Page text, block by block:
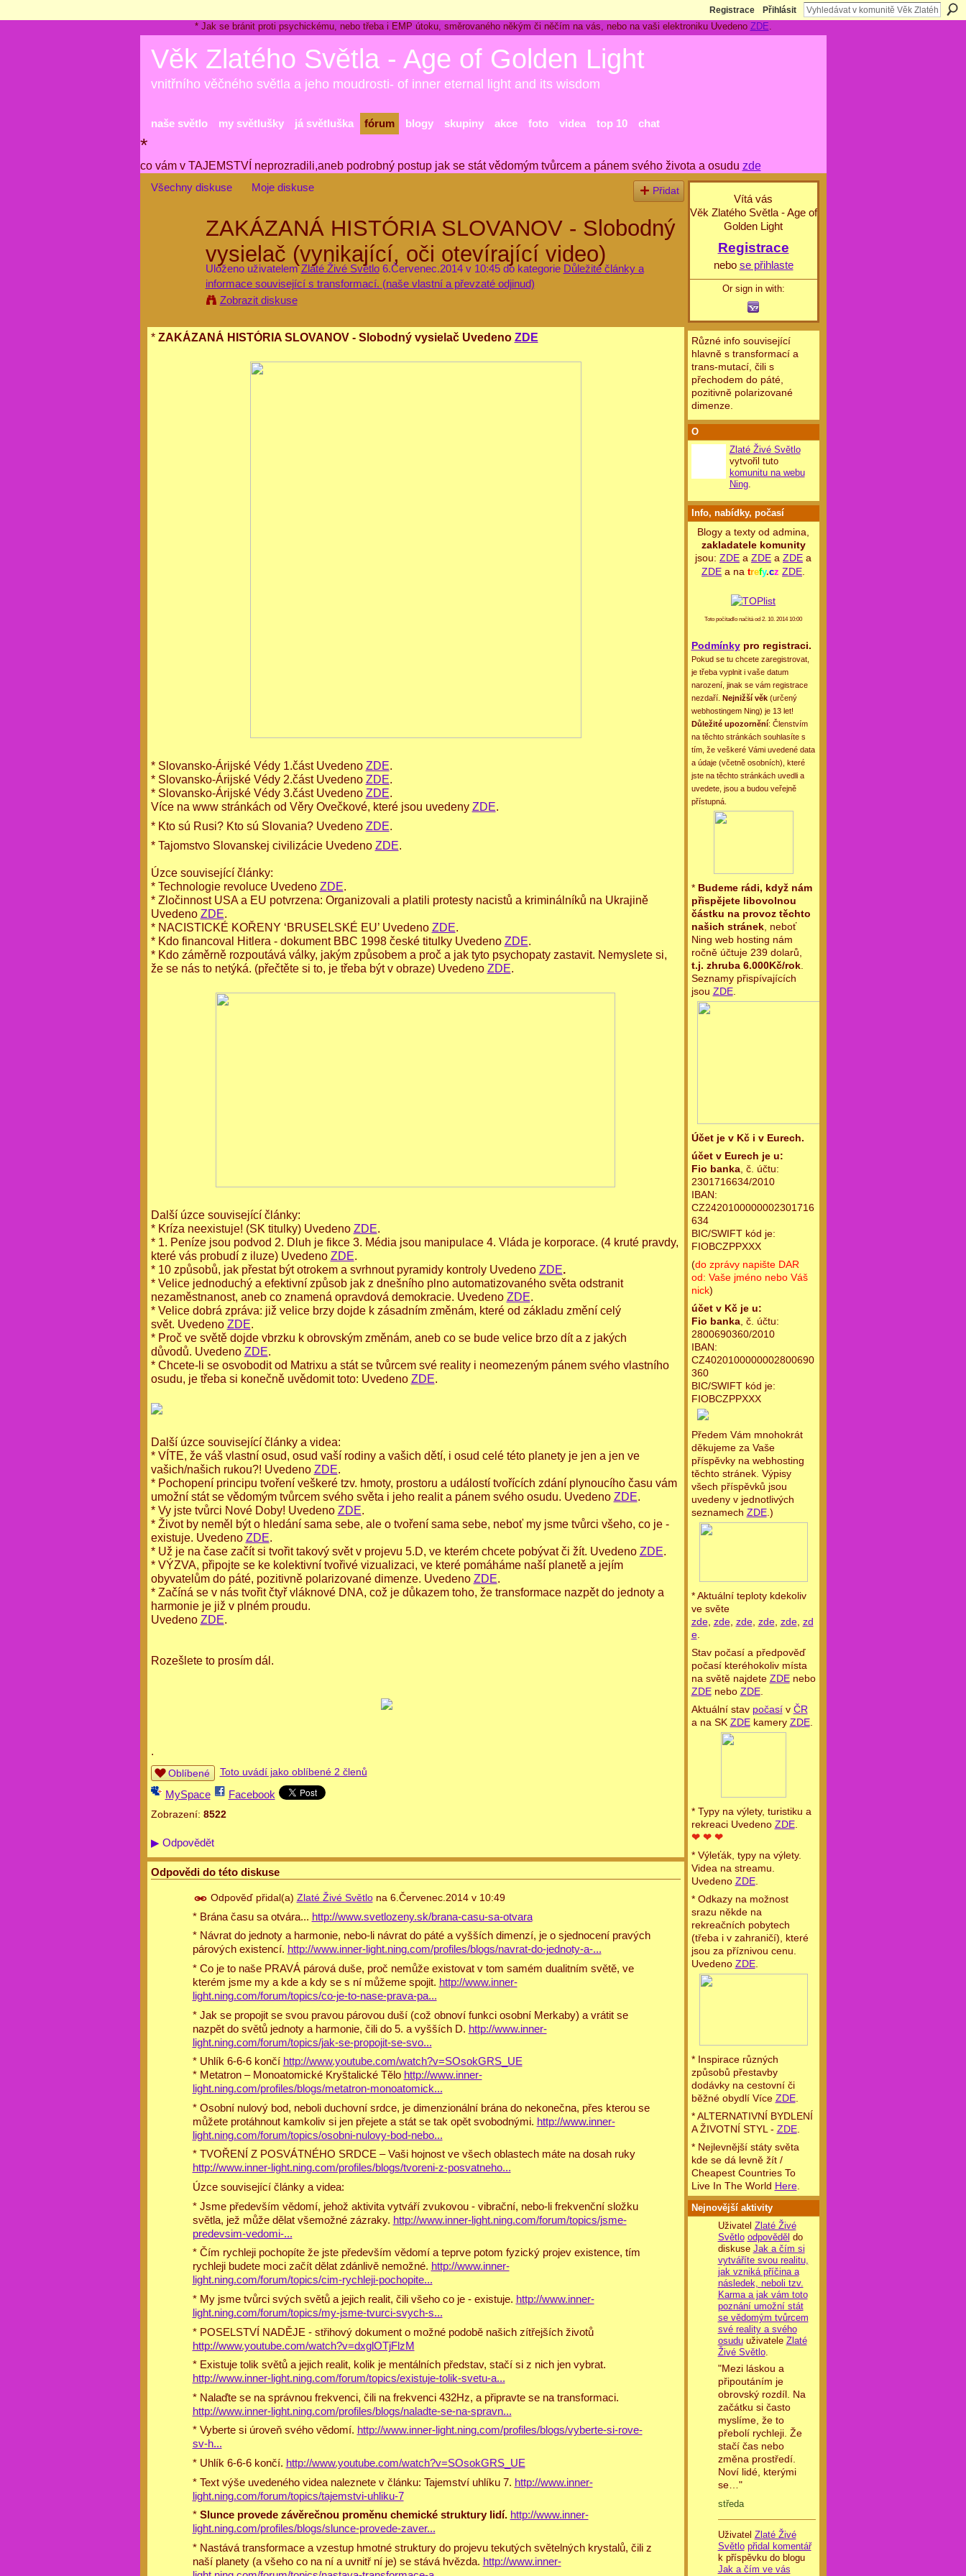
Registrace Přihlásit
* Jak se bránit proti psychickému, nebo třeba i EMP útoku, směrovaného někým či něčím na vás, nebo na vaši elektroniku Uvedeno ZDE.
Věk Zlatého Světla - Age of Golden Light
vnitřního věčného světla a jeho moudrosti- of inner eternal light and its wisdom
naše světlo my světlušky já světluška fórum blogy skupiny akce foto videa top 10 chat
*
co vám v TAJEMSTVÍ neprozradili,aneb podrobný postup jak se stát vědomým tvůrcem a pánem svého života a osudu zde
Všechny diskuse
Moje diskuse Přidat
ZAKÁZANÁ HISTÓRIA SLOVANOV - Slobodný
vysielač (vynikající, oči otevírající video)
Uloženo uživatelemZlaté Živé Světlo6.Červenec.2014 v 10:45 do kategorie Důležité články a
informace související s transformací. (naše vlastní a převzaté odjinud)
Zobrazit diskuse
* ZAKÁZANÁ HISTÓRIA SLOVANOV - Slobodný vysielač Uvedeno ZDE
* Slovansko-Árijské Védy 1.část Uvedeno ZDE.
* Slovansko-Árijské Védy 2.část Uvedeno ZDE.
* Slovansko-Árijské Védy 3.část Uvedeno ZDE.
Více na www stránkách od Věry Ovečkové, které jsou uvedeny ZDE.
* Kto sú Rusi? Kto sú Slovania? Uvedeno ZDE.
* Tajomstvo Slovanskej civilizácie Uvedeno ZDE.
Úzce související články:
* Technologie revoluce Uvedeno ZDE.
* Zločinnost USA a EU potvrzena: Organizovali a platili protesty nacistů a kriminálníků na Ukrajině
Uvedeno ZDE.
* NACISTICKÉ KOŘENY ‘BRUSELSKÉ EU’ Uvedeno ZDE.
* Kdo financoval Hitlera - dokument BBC 1998 české titulky Uvedeno ZDE.
* Kdo záměrně rozpoutává války, jakým způsobem a proč a jak tyto psychopaty zastavit. Nemyslete si,
že se nás to netýká. (přečtěte si to, je třeba být v obraze) Uvedeno ZDE.
Další úzce související články:
* Kríza neexistuje! (SK titulky) Uvedeno ZDE.
* 1. Peníze jsou podvod 2. Dluh je fikce 3. Média jsou manipulace 4. Vláda je korporace. (4 kruté pravdy,
které vás probudí z iluze) Uvedeno ZDE.
* 10 způsobů, jak přestat být otrokem a svrhnout pyramidy kontroly Uvedeno ZDE.
* Velice jednoduchý a efektivní způsob jak z dnešního plno automatizovaného světa odstranit
nezaměstnanost, aneb co znamená opravdová demokracie. Uvedeno ZDE.
* Velice dobrá zpráva: již velice brzy dojde k zásadním změnám, které od základu změní celý
svět. Uvedeno ZDE.
* Proč ve světě dojde vbrzku k obrovským změnám, aneb co se bude velice brzo dít a z jakých
důvodů. Uvedeno ZDE.
* Chcete-li se osvobodit od Matrixu a stát se tvůrcem své reality i neomezeným pánem svého vlastního
osudu, je třeba si konečně uvědomit toto: Uvedeno ZDE.
Další úzce související články a videa:
* VÍTE, že váš vlastní osud, osud vaší rodiny a vašich dětí, i osud celé této planety je jen a jen ve
vašich/našich rukou?! Uvedeno ZDE.
* Pochopení principu tvoření veškeré tzv. hmoty, prostoru a událostí tvořících zdání plynoucího času vám
umožní stát se vědomým tvůrcem svého světa i jeho realit a pánem svého osudu. Uvedeno ZDE.
* Vy jste tvůrci Nové Doby! Uvedeno ZDE.
* Život by neměl být o hledání sama sebe, ale o tvoření sama sebe, neboť my jsme tvůrci všeho, co je -
existuje. Uvedeno ZDE.
* Už je na čase začít si tvořit takový svět v projevu 5.D, ve kterém chcete pobývat či žít. Uvedeno ZDE.
* VÝZVA, připojte se ke kolektivní tvořivé vizualizaci, ve které pomáháme naší planetě a jejím
obyvatelům do páté, pozitivně polarizované dimenze. Uvedeno ZDE.
* Začíná se v nás tvořit čtyř vláknové DNA, což je důkazem toho, že transformace nazpět do jednoty a
harmonie je již v plném proudu.
Uvedeno ZDE.
Rozešlete to prosím dál.
.
Oblíbené Toto uvádí jako oblíbené 2 členů
MySpace Facebook
Zobrazení: 8522
▶Odpovědět
Odpovědi do této diskuse
Odpověď přidal(a) Zlaté Živé Světlona 6.Červenec.2014 v 10:49
* Brána času sa otvára... http://www.svetlozeny.sk/brana-casu-sa-otvara
* Návrat do jednoty a harmonie, nebo-li návrat do páté a vyšších dimenzí, je o sjednocení pravých
párových existencí. http://www.inner-light.ning.com/profiles/blogs/navrat-do-jednoty-a-...
* Co je to naše PRAVÁ párová duše, proč nemůže existovat v tom samém dualitním světě, ve
kterém jsme my a kde a kdy se s ní můžeme spojit. http://www.inner-
light.ning.com/forum/topics/co-je-to-nase-prava-pa...
* Jak se propojit se svou pravou párovou duší (což obnoví funkci osobní Merkaby) a vrátit se
nazpět do světů jednoty a harmonie, čili do 5. a vyšších D. http://www.inner-
light.ning.com/forum/topics/jak-se-propojit-se-svo...
* Uhlík 6-6-6 končí http://www.youtube.com/watch?v=SOsokGRS_UE
* Metatron – Monoatomické Kryštalické Tělo http://www.inner-
light.ning.com/profiles/blogs/metatron-monoatomick...
* Osobní nulový bod, neboli duchovní srdce, je dimenzionální brána do nekonečna, přes kterou se
můžete protáhnout kamkoliv si jen přejete a stát se tak opět svobodnými. http://www.inner-
light.ning.com/forum/topics/osobni-nulovy-bod-nebo...
* TVOŘENÍ Z POSVÁTNÉHO SRDCE – Vaši hojnost ve všech oblastech máte na dosah ruky
http://www.inner-light.ning.com/profiles/blogs/tvoreni-z-posvatneho...
Úzce související články a videa:
* Jsme především vědomí, jehož aktivita vytváří zvukovou - vibrační, nebo-li frekvenční složku
světla, jež může dělat všemožné zázraky. http://www.inner-light.ning.com/forum/topics/jsme-
predevsim-vedomi-...
* Čím rychleji pochopíte že jste především vědomí a teprve potom fyzický projev existence, tím
rychleji budete moci začít dělat zdánlivě nemožné. http://www.inner-
light.ning.com/forum/topics/cim-rychleji-pochopite...
* My jsme tvůrci svých světů a jejich realit, čili všeho co je - existuje. http://www.inner-
light.ning.com/forum/topics/my-jsme-tvurci-svych-s...
* POSELSTVÍ NADĚJE - střihový dokument o možné podobě našich zítřejších životů
http://www.youtube.com/watch?v=dxglOTjFlzM
* Existuje tolik světů a jejich realit, kolik je mentálních představ, stačí si z nich jen vybrat.
http://www.inner-light.ning.com/forum/topics/existuje-tolik-svetu-a...
* Nalaďte se na správnou frekvenci, čili na frekvenci 432Hz, a připravte se na transformaci.
http://www.inner-light.ning.com/profiles/blogs/naladte-se-na-spravn...
* Vyberte si úroveň svého vědomí. http://www.inner-light.ning.com/profiles/blogs/vyberte-si-rove-
sv-h...
* Uhlík 6-6-6 končí. http://www.youtube.com/watch?v=SOsokGRS_UE
* Text výše uvedeného videa naleznete v článku: Tajemství uhlíku 7. http://www.inner-
light.ning.com/forum/topics/tajemstvi-uhliku-7
* Slunce provede závěrečnou proměnu chemické struktury lidí. http://www.inner-
light.ning.com/profiles/blogs/slunce-provede-zaver...
* Nastává transformace a vzestup hmotné struktury do projevu tekutých světelných krystalů, čili z
naší planety (a všeho co na ní a uvnitř ní je) se stává hvězda. http://www.inner-
Vítá vás
Věk Zlatého Světla - Age of
Golden Light
Registrace
nebo se přihlaste
Or sign in with:
Různé info související
hlavně s transformací a
trans-mutací, čili s
přechodem do páté,
pozitivně polarizované
dimenze.
O
Zlaté Živé Světlo
vytvořil tuto
komunitu na webu
Ning.
Info, nabídky, počasí
Blogy a texty od admina,
zakladatele komunity
jsou: ZDE a ZDE a ZDE a
ZDE a na trefy.cz ZDE
Toto počítadlo načítá od 2. 10. 2014 10:00
Podmínkypro registraci.
Pokud se tu chcete zaregistrovat,
je třeba vyplnit i vaše datum
narození, jinak se vám registrace
nezdaří. Nejnižší věk(určený
webhostingem Ning) je 13 let!
Důležité upozornění: Členstvím
na těchto stránkách souhlasíte s
tím, že veškeré Vámi uvedené data
a údaje (včetně osobních), které
jste na těchto stránkách uvedli a
uvedete, jsou a budou veřejně
přístupná.
* Budeme rádi, když nám
přispějete libovolnou
částku na provoz těchto
našich stránek, neboť
Ning web hosting nám
ročně účtuje 239 dolarů,
t.j. zhruba 6.000Kč/rok.
Seznamy přispívajících
jsou ZDE.
Účet je v Kč i v Eurech.
účet v Eurech je u:
Fio banka, č. účtu:
2301716634/2010
IBAN:
CZ2420100000002301716
634
BIC/SWIFT kód je:
FIOBCZPPXXX
(do zprávy napište DAR
od: Vaše jméno nebo Váš
nick)
účet v Kč je u:
Fio banka, č. účtu:
2800690360/2010
IBAN:
CZ4020100000002800690
360
BIC/SWIFT kód je:
FIOBCZPPXXX
Předem Vám mnohokrát
děkujeme za Vaše
příspěvky na webhosting
těchto stránek. Výpisy
všech příspěvků jsou
uvedeny v jednotlivých
seznamech ZDE.)
* Aktuální teploty kdekoliv
ve světe
zde, zde, zde, zde, zde, zd
e.
Stav počasí a předpověď
počasí kteréhokoliv místa
na světě najdete ZDEnebo
ZDEnebo ZDE.
Aktuální stav počasív ČR
a na SK ZDEkamery ZDE.
* Typy na výlety, turistiku a
rekreaci Uvedeno ZDE.
❤ ❤ ❤
* Výleťák, typy na výlety.
Videa na streamu.
Uvedeno ZDE.
* Odkazy na možnost
srazu někde na
rekreačních pobytech
(třeba i v zahraničí), které
jsou za příznivou cenu.
Uvedeno ZDE.
* Inspirace různých
způsobů přestavby
dodávky na cestovní či
běžné obydlí Více ZDE.
* ALTERNATIVNÍ BYDLENÍ
A ŽIVOTNÍ STYL - ZDE.
* Nejlevnější státy světa
kde se dá levně žít /
Cheapest Countries To
Live In The World Here.
Nejnovější aktivity
Uživatel Zlaté Živé
Světlo odpověděl do
diskuse Jak a čím si
vytváříte svou realitu,
jak vzniká příčina a
následek, neboli tzv.
Karma a jak vám toto
poznání umožní stát
se vědomým tvůrcem
své reality a svého
osuduuživatele Zlaté
Živé Světlo.
"Mezi láskou a
připoutáním je
obrovský rozdíl. Na
začátku si často
myslíme, že to
přebolí rychleji. Že
stačí čas nebo
změna prostředí.
Noví lidé, kterými
se…"
středa
Uživatel Zlaté Živé
Světlo přidal komentář
k příspěvku do blogu
Jak a čím ve vás